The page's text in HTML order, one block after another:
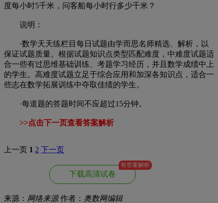
度每小时5千米，问客船每小时行多少千米？
说明：
·数学天天练栏目每日试题由学而思名师精选、解析，以
保证试题质量。根据试题知识点类型匹配难度，中难度试题适
合一些有过思维基础训练、考题学习经历，并且数学成绩中上
的学生。高难度试题立足于综合应用和加深各知识点，适合一
些志在数学拓展训练中夺取佳绩的学生。
·每道题的答题时间不应超过15分钟。
>>点击下一页查看答案解析
上一页 1 2 下一页
下载高清试卷
有答案解析
来源： 网络来源作者： 奥数网编辑